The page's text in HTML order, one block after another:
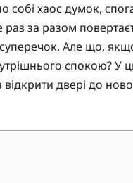
хаос думок,
раз за разом
Але що,
спокою? У
двері до